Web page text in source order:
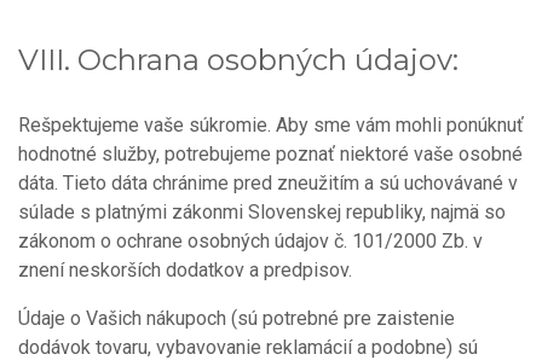
VIII. Ochrana osobných údajov:
Rešpektujeme vaše súkromie. Aby sme vám mohli ponúknuť
hodnotné služby, potrebujeme poznať niektoré vaše osobné
dáta. Tieto dáta chránime pred zneužitím a sú uchovávané v
súlade s platnými zákonmi Slovenskej republiky, najmä so
zákonom o ochrane osobných údajov č. 101/2000 Zb. v
znení neskorších dodatkov a predpisov.
Údaje o Vašich nákupoch (sú potrebné pre zaistenie
dodávok tovaru, vybavovanie reklamácií a podobne) sú